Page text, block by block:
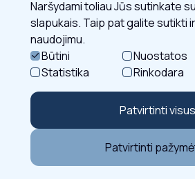
Sekite mus
© 2026 - Resauto UAB
Naršydami toliau Jūs sutinkate
slapukais. Taip pat galite sutikti
naudojimu.
Būtini
Nuostatos
Statistika
Rinkodara
Patvirtinti visus
Patvirtinti